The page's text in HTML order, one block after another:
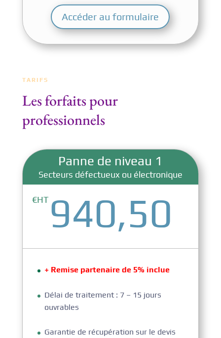
Accéder au formulaire
TARIFS
Les forfaits pour
professionnels
Panne de niveau 1
Secteurs défectueux ou électronique
€HT 940,50
+ Remise partenaire de 5% inclue
Délai de traitement : 7 – 15 jours
ouvrables
Garantie de récupération sur le devis